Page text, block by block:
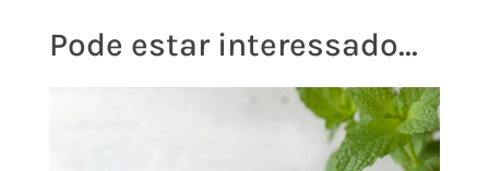
Pode estar interessado...